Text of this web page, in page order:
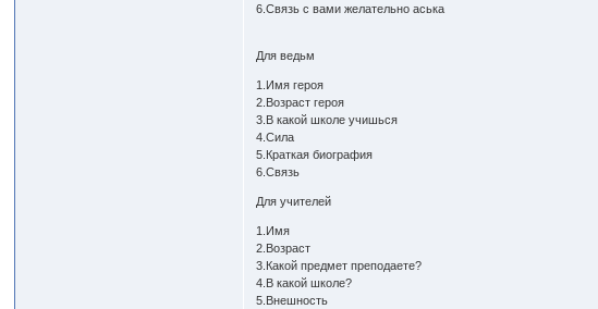
6.Связь с вами желательно аська
Для ведьм
1.Имя героя
2.Возраст героя
3.В какой школе учишься
4.Сила
5.Краткая биография
6.Связь
Для учителей
1.Имя
2.Возраст
3.Какой предмет преподаете?
4.В какой школе?
5.Внешность